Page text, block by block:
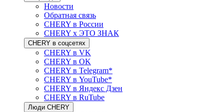
Новости
Обратная связь
CHERY в России
CHERY x ЭТО ЗНАК
CHERY в соцсетях
CHERY в VK
CHERY в OK
CHERY в Telegram*
CHERY в YouTube*
CHERY в Яндекс Дзен
CHERY в RuTube
Люди CHERY